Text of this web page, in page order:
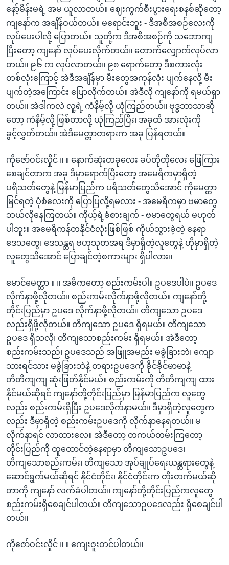
နော့်မိန်းမရဲ့ အမ ယူလာတယ်။ ဈေးကွက်စီးပွားရေးစနစ်ဆိုတော့
ကျနော်က အချိန်ဝယ်တယ်။ မရောင်းဘူး - ဒီအစီအစဉ်လေးကို
လုပ်ပေးပါလို့ ပြောတယ်။ သူတို့က ဒီအစီအစဉ်ကို သဘောကျ
ပြီးတော့ ကျနော် လုပ်ပေးလိုက်တယ်။ တောက်လျှောက်လုပ်လာ
တယ်။ ၉၆ က လုပ်လာတယ်။ ၉၈ ရောက်တော့ ဒီစကားလုံး
တစ်လုံးကြောင့် အဲဒီအချိန်မှာ မီးတွေအကုန်လုံး ပျက်နေလို့ မီး
ပျက်တဲ့အကြောင်း ပြောလိုက်တယ်။ အဲဒီလို ကျနော်ကို ရမယ်ရှာ
တယ်။ အဲဒါကလဲ လူ့ရဲ့ ကံနိမ့်လို့ ယုံကြည်တယ်။ ဗုဒ္ဓဘာသာဆို
တော့ ကံနိမ့်လို့ ဖြစ်တာလို့ ယုံကြည်ပြီး၊ အခုထိ အားလုံးကို
ခွင့်လွှတ်တယ်။ အဲဒီမေတ္တာတရားက အခု ပြန်ရတယ်။
ကိုဇော်ဝင်းလှိုင် ။ ။ နောက်ဆုံးတခုလေး ခပ်တိုတိုလေး ဖြေကြား
စေချင်တာက အခု ဒီမှာရောက်ပြီးတော့ အမေရိကမှာရှိတဲ့
ပရိသတ်တွေနဲ့ မြန်မာပြည်က ပရိသတ်တွေသိအောင် ကိုမေတ္တာ
မြင်ရတဲ့ ပုံစံလေးကို ပြောပြလို့ရမလား - အမေရိကမှာ ဗမာတွေ
ဘယ်လိုနေကြတယ်။ ကိုယ့်ရဲ့ခံစားချက် - ဗမာတွေရယ် မဟုတ်
ပါဘူး။ အမေရိကန်တနိုင်ငံလုံးဖြစ်ဖြစ် ကိုယ်သွားခဲ့တဲ့ နေရာ
ဒေသတွေ၊ ဒေသန္တရ ဗဟုသုတအရ ဒီမှာရှိတဲ့လူတွေနဲ့ ဟိုမှာရှိတဲ့
လူတွေသိအောင် ပြောချင်တဲ့စကားများ ရှိပါလား။
မောင်မေတ္တာ ။ ။ အဓိကတော့ စည်းကမ်းပါ။ ဥပဒေပါပဲ။ ဥပဒေ
လိုက်နာဖို့လိုတယ်။ စည်းကမ်းလိုက်နာဖို့လိုတယ်။ ကျနော်တို့
တိုင်းပြည်မှာ ဥပဒေ လိုက်နာဖို့လိုတယ်။ တိကျသော ဥပဒေ
လည်းရှိဖို့လိုတယ်။ တိကျသော ဥပဒေ ရှိရမယ်။ တိကျသော
ဥပဒေ ရှိသလို၊ တိကျသောစည်းကမ်း ရှိရမယ်။ အဲဒီတော့
စည်းကမ်းသည်၊ ဥပဒေသည် အဖြူအမည်း မခွဲခြားဘဲ၊ ကျော
သားရင်သား မခွဲခြားဘဲနဲ့ တရားဥပဒေကို ခိုင်ခိုင်မာမာနဲ့
တိတိကျကျ ဆုံးဖြတ်နိုင်မယ်။ စည်းကမ်းကို တိတိကျကျ ထား
နိုင်မယ်ဆိုရင် ကျနော်တို့တိုင်းပြည်မှာ မြန်မာပြည်က လူတွေ
လည်း စည်းကမ်းရှိပြီး ဥပဒေလိုက်နာမယ်။ ဒီမှာရှိတဲ့လူတွေက
လည်း ဒီမှာရှိတဲ့ စည်းကမ်းဥပဒေကို လိုက်နာနေရတယ်။ မ
လိုက်နာရင် လာထားလေ။ အဲဒီတော့ တကယ်တမ်းကြတော့
တိုင်းပြည်ကို ထူထောင်တဲ့နေရာမှာ တိကျသောဥပဒေ၊
တိကျသောစည်းကမ်း၊ တိကျသော အုပ်ချုပ်ရေးယန္တရားတွေနဲ့
ဆောင်ရွက်မယ်ဆိုရင် နိုင်ငံတိုင်း၊ နိုင်ငံတိုင်းက တိုးတက်မယ်ဆို
တာကို ကျနော် လက်ခံပါတယ်။ ကျနော်တို့တိုင်းပြည်ကလူတွေ
စည်းကမ်းရှိစေချင်ပါတယ်။ တိကျသောဥပဒေလည်း ရှိစေချင်ပါ
တယ်။
ကိုဇော်ဝင်းလှိုင် ။ ။ ကျေးဇူးတင်ပါတယ်။